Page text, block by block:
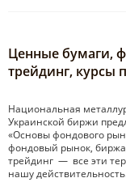
Ценные бумаги,
трейдинг, курсы
Национальная
Украинской биржи
«Основы фондового
фондовый рынок,
трейдинг — все эти
нашу